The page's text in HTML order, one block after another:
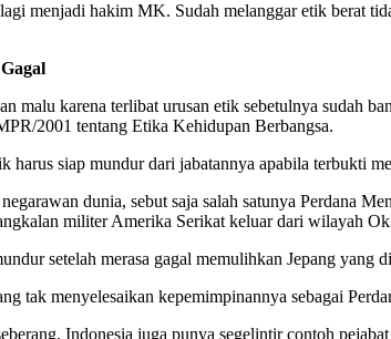
menjadi hakim MK. Sudah melanggar etik berat
malu karena terlibat urusan etik sebetulnya
2001 tentang Etika Kehidupan Berbangsa.
siap mundur dari jabatannya apabila terbukti
dunia, sebut saja salah satunya Perdana
militer Amerika Serikat keluar dari wilayah
setelah merasa gagal memulihkan Jepang yang
tak menyelesaikan kepemimpinannya sebagai
Indonesia juga punya segelintir contoh